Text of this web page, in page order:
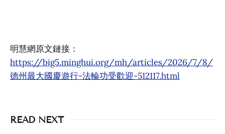
明慧網原文鏈接：
https://big5.minghui.org/mh/articles/2026/7/8/
德州最大國慶遊行-法輪功受歡迎-512117.html
READ NEXT